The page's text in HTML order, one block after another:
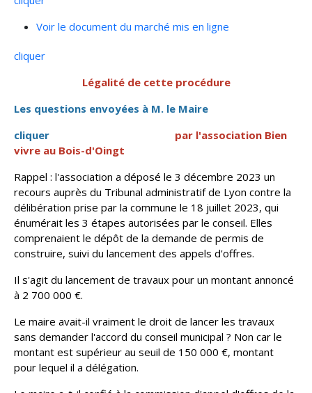
Voir le document du marché mis en ligne
cliquer
Légalité de cette procédure
Les questions envoyées à M. le Maire
cliquer par l'association Bien
vivre au Bois-d'Oingt
Rappel : l'association a déposé le 3 décembre 2023 un
recours auprès du Tribunal administratif de Lyon contre la
délibération prise par la commune le 18 juillet 2023, qui
énumérait les 3 étapes autorisées par le conseil. Elles
comprenaient le dépôt de la demande de permis de
construire, suivi du lancement des appels d'offres.
Il s'agit du lancement de travaux pour un montant annoncé
à 2 700 000 €.
Le maire avait-il vraiment le droit de lancer les travaux
sans demander l'accord du conseil municipal ? Non car le
montant est supérieur au seuil de 150 000 €, montant
pour lequel il a délégation.